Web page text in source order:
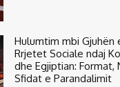
Hulumtim mbi Gjuhën
Rrjetet Sociale ndaj
dhe Egjiptian: Format,
Sfidat e Parandalimit